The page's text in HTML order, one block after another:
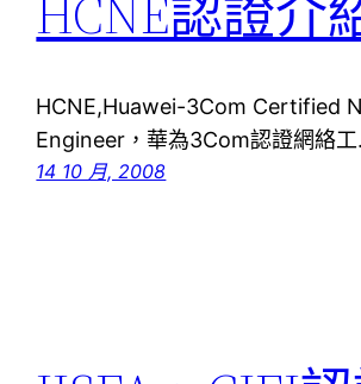
HCNE認證介
HCNE,Huawei-3Com Certified
Engineer，華為3Com認證網絡
14 10 月, 2008